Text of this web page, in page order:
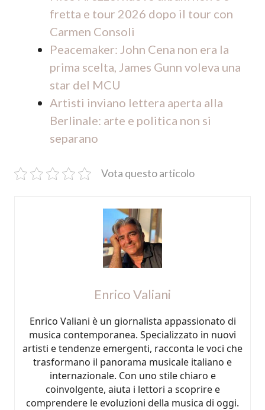
fretta e tour 2026 dopo il tour con
Carmen Consoli
Peacemaker: John Cena non era la
prima scelta, James Gunn voleva una
star del MCU
Artisti inviano lettera aperta alla
Berlinale: arte e politica non si
separano
Vota questo articolo
Enrico Valiani
Enrico Valiani è un giornalista appassionato di
musica contemporanea. Specializzato in nuovi
artisti e tendenze emergenti, racconta le voci che
trasformano il panorama musicale italiano e
internazionale. Con uno stile chiaro e
coinvolgente, aiuta i lettori a scoprire e
comprendere le evoluzioni della musica di oggi.